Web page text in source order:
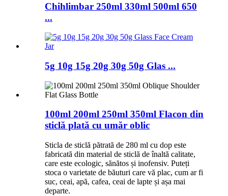
Chihlimbar 250ml 330ml 500ml 650
...
5g 10g 15g 20g 30g 50g Glas ...
100ml 200ml 250ml 350ml Flacon din
sticlă plată cu umăr oblic
Sticla de sticlă pătrată de 280 ml cu dop este
fabricată din material de sticlă de înaltă calitate,
care este ecologic, sănătos și inofensiv. Puteți
stoca o varietate de băuturi care vă plac, cum ar fi
suc, ceai, apă, cafea, ceai de lapte și așa mai
departe.